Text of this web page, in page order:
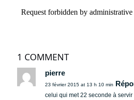
1 COMMENT
pierre
23 février 2015 at 13 h 10 min
celui qui met 22 seconde à